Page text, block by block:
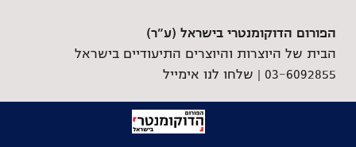
הפורום הדוקומנטרי בישראל (ע"ר)
הבית של היוצרות והיוצרים התיעודיים בישראל
03-6092855 |
שלחו לנו אימייל